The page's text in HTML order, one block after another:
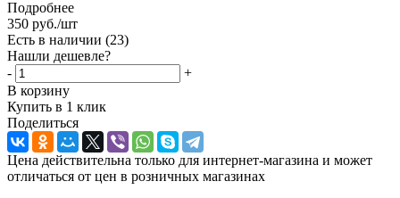
Подробнее
350 руб./шт
Есть в наличии (23)
Нашли дешевле?
-
+
В корзину
Купить в 1 клик
Поделиться
Цена действительна только для интернет-магазина и может
отличаться от цен в розничных магазинах